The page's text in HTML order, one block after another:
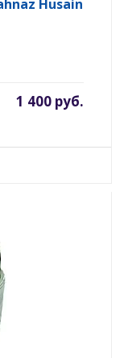
Husain
1 400 руб.